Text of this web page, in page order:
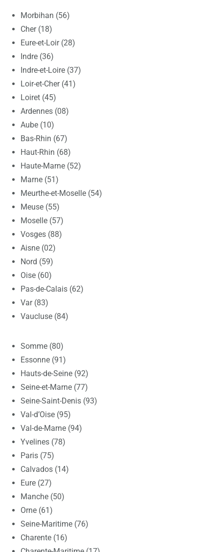
Morbihan (56)
Cher (18)
Eure-et-Loir (28)
Indre (36)
Indre-et-Loire (37)
Loir-et-Cher (41)
Loiret (45)
Ardennes (08)
Aube (10)
Bas-Rhin (67)
Haut-Rhin (68)
Haute-Marne (52)
Marne (51)
Meurthe-et-Moselle (54)
Meuse (55)
Moselle (57)
Vosges (88)
Aisne (02)
Nord (59)
Oise (60)
Pas-de-Calais (62)
Var (83)
Vaucluse (84)
Somme (80)
Essonne (91)
Hauts-de-Seine (92)
Seine-et-Marne (77)
Seine-Saint-Denis (93)
Val-d’Oise (95)
Val-de-Marne (94)
Yvelines (78)
Paris (75)
Calvados (14)
Eure (27)
Manche (50)
Orne (61)
Seine-Maritime (76)
Charente (16)